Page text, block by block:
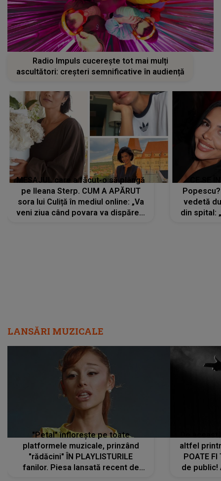
Radio Impuls cucerește tot mai mulți
ascultători: creșteri semnificative în audiență
MESAJUL care a făcut-o să plângă
pe Ileana Sterp. CUM A APĂRUT
sora lui Culiță în mediul online: „Va
veni ziua când povara va dispărea,
vedetă
din spital:
LANSĂRI MUZICALE
"Petal" înflorește pe toate
platformele muzicale, prinzând
"rădăcini" ÎN PLAYLISTURILE
fanilor. Piesa lansată recent de
altfel
POATE FI
de public!